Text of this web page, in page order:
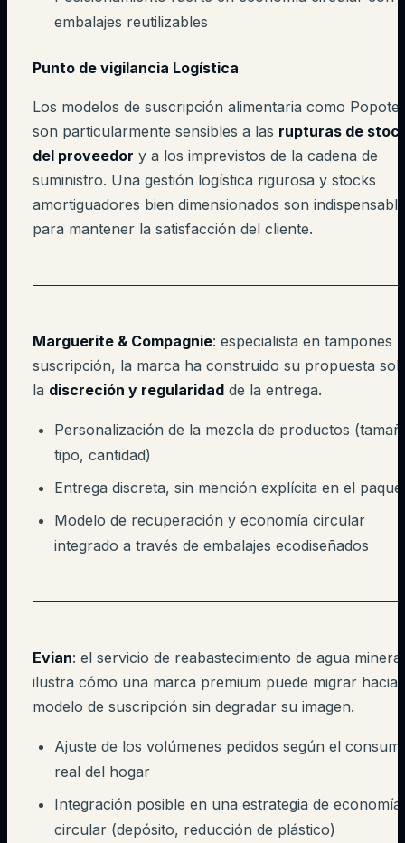
embalajes reutilizables
Punto de vigilancia Logística
Los modelos de suscripción alimentaria como Popote
son particularmente sensibles a las rupturas de
del proveedor y a los imprevistos de la cadena de
suministro. Una gestión logística rigurosa y stocks
amortiguadores bien dimensionados son
para mantener la satisfacción del cliente.
Marguerite & Compagnie: especialista en tampones
suscripción, la marca ha construido su propuesta
la discreción y regularidad de la entrega.
Personalización de la mezcla de productos
tipo, cantidad)
Entrega discreta, sin mención explícita en el
Modelo de recuperación y economía circular
integrado a través de embalajes ecodiseñados
Evian: el servicio de reabastecimiento de agua mineral
ilustra cómo una marca premium puede migrar hacia
modelo de suscripción sin degradar su imagen.
Ajuste de los volúmenes pedidos según el
real del hogar
Integración posible en una estrategia de economía
circular (depósito, reducción de plástico)